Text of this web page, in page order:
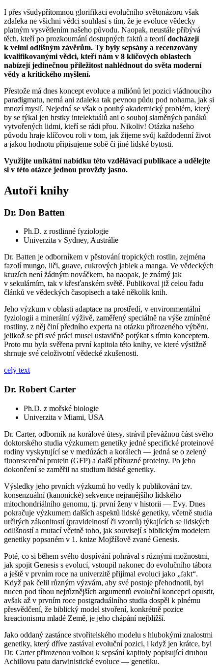
I přes všudypřítomnou glorifikaci evolučního světonázoru však
zdaleka ne všichni vědci souhlasí s tím, že je evoluce vědecky
platným vysvětlením našeho původu. Naopak, neustále přibývá
těch, kteří po prozkoumání dostupných faktů a teoriídocházejí
k velmi odlišným závěrům. Ty byly sepsány a recenzovány
kvalifikovanými vědci, kteří nám v 8 klíčových oblastech
nabízejí jedinečnou příležitost nahlédnout do světa moderní
vědy a kritického myšlení.
Přestože má dnes koncept evoluce a miliónů let pozici vládnoucího
paradigmatu, nemá ani zdaleka tak pevnou půdu pod nohama, jak si
mnozí myslí. Nejedná se však o pouhý akademický problém, který
by se týkal jen hrstky intelektuálů ani o souboj slaměných panáků
vytvořených lidmi, kteří se rádi přou. Nikoliv! Otázka našeho
původu hraje klíčovou roli v tom, jak žijeme svůj každodenní život
a jakou hodnotu připisujeme sobě či jiné lidské bytosti.
Využijte unikátní nabídku této vzdělávací publikace a udělejte
si v této otázce jednou provždy jasno.
Autoři knihy
Dr. Don Batten
Ph.D. z rostlinné fyziologie
Univerzita v Sydney, Austrálie
Dr. Batten je odborníkem v pěstování tropických rostlin, zejména
fazolí mungo, liči, guave, cukrových jablek a manga. Ve vědeckých
kruzích není žádným nováčkem, ba naopak, je známý jak
v sekulárním, tak v křesťanském světě. Publikoval již celou řadu
článků ve vědeckých časopisech a také několik knih.
Jeho výzkum v oblasti adaptace na prostředí, v environmentální
fyziologii a minerální výživě, zaměřený speciálně na výše zmíněné
rostliny, z něj činí předního experta na otázku přirozeného výběru,
jelikož se při své práci musel ustavičně potýkat s tímto konceptem.
Proto mu byla svěřena první kapitola této knihy, ve které výstižně
shrnuje své celoživotní vědecké zkušenosti.
celý text
Dr. Robert Carter
Ph.D. z mořské biologie
Univerzita v Miami, USA
Dr. Carter, odborník na korálové útesy, strávil převážnou část svého
doktorského studia výzkumem genetiky jedné specifické proteinové
rodiny vyskytující se v medúzách a korálech — jedná se o zelený
fluorescenční protein (GFP) a další příbuzné proteiny. Po jeho
dokončení se zaměřil na studium lidské genetiky.
Výsledky jeho prvních výzkumů ho vedly k publikování tzv.
konsenzuální (kanonické) sekvence nejranějšího lidského
mitochondriálního genomu, tj. první ženy v historii — Evy. Dnes
pokračuje výzkumem dalších aspektů lidské genetiky, včetně studia
určitých zákonitostí (pravidelností či vzorců) týkajících se lidských
odlišností a mutací včetně toho, jak souvisejí s biblickým modelem
genetiky popsaném v 1. knize Mojžíšově zvané Genesis.
Poté, co si během svého dospívání pohrával s různými možnostmi,
jak spojit Genesis s evolucí, vstoupil nakonec do evolučního tábora
a ještě v prvním roce na univerzitě přijímal evoluci jako „fakt“.
Když pak čelil různým výzvám, aby své postoje přehodnotil, byl
nucen pod tíhou nejrůznějších argumentů evoluční koncepci opustit,
avšak až v prvním roce postgraduálního studia dospěl k plnému
přesvědčení, že biblický model stvoření, konkrétně pozice
kreacionismu mladé Země, je jeho chápání nejbližší.
Jako oddaný zastánce stvořitelského modelu s hlubokými znalostmi
genetiky, který dříve zastával evoluční pozici, i když jen krátce, byl
Dr. Carter přirozenou volbou k sepsání kapitoly popisující druhou
Achillovu patu darwinistické evoluce — genetiku.